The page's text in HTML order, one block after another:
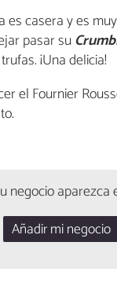
es casera y es
pasar su
¡Una delicia!
el Fournier
negocio aparezca
Añadir mi negocio